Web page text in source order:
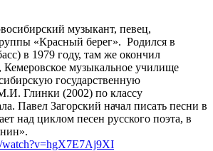
музыкант, певец,
«Красный берег». Родился в
в 1979 году, там же окончил
музыкальное училище
государственную
Глинки (2002) по классу
Павел Загорский начал писать песни в
над циклом песен русского поэта, в
watch?v=hgX7E7Aj9XI